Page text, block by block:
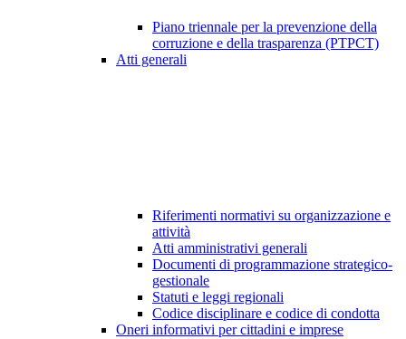
Piano triennale per la prevenzione della
corruzione e della trasparenza (PTPCT)
Atti generali
Riferimenti normativi su organizzazione e
attività
Atti amministrativi generali
Documenti di programmazione strategico-
gestionale
Statuti e leggi regionali
Codice disciplinare e codice di condotta
Oneri informativi per cittadini e imprese